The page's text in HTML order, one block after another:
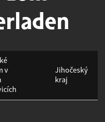
v
Jihočeský
kraj